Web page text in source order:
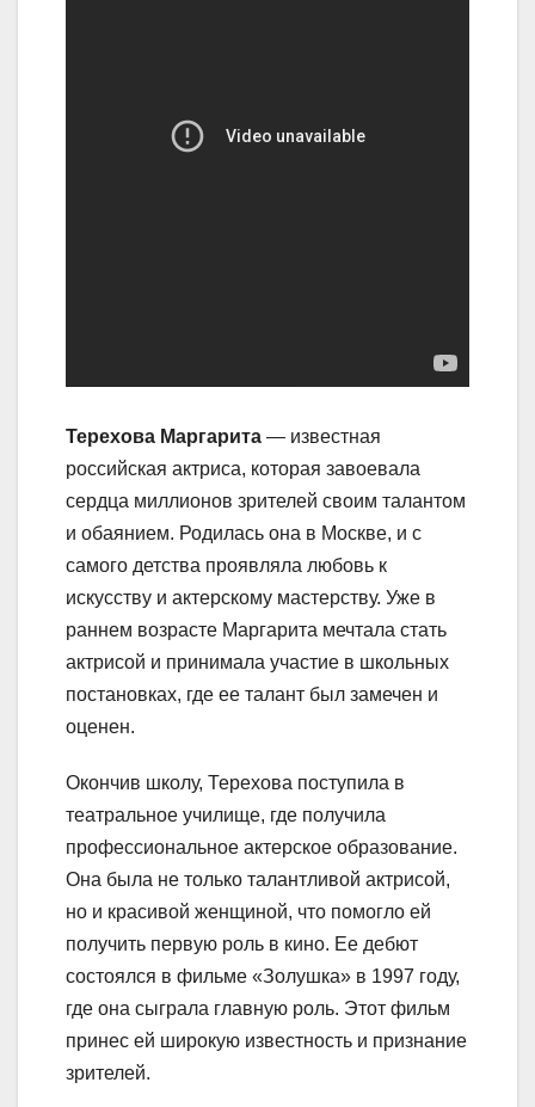
Терехова Маргарита — известная
российская актриса, которая завоевала
сердца миллионов зрителей своим талантом
и обаянием. Родилась она в Москве, и с
самого детства проявляла любовь к
искусству и актерскому мастерству. Уже в
раннем возрасте Маргарита мечтала стать
актрисой и принимала участие в школьных
постановках, где ее талант был замечен и
оценен.
Окончив школу, Терехова поступила в
театральное училище, где получила
профессиональное актерское образование.
Она была не только талантливой актрисой,
но и красивой женщиной, что помогло ей
получить первую роль в кино. Ее дебют
состоялся в фильме «Золушка» в 1997 году,
где она сыграла главную роль. Этот фильм
принес ей широкую известность и признание
зрителей.